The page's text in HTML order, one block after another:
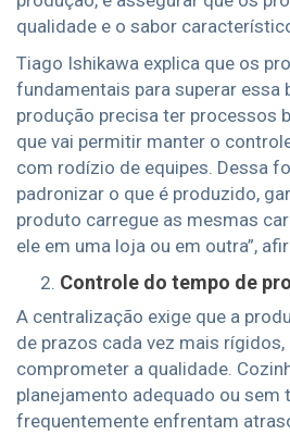
qualidade e o sabor
Tiago Ishikawa explica que os
fundamentais para superar essa
produção precisa ter processos
que vai permitir manter o
com rodízio de equipes. Dessa
padronizar o que é produzido,
produto carregue as mesmas
ele em uma loja ou em outra”,
Controle do tempo de
A centralização exige que a
de prazos cada vez mais rígidos,
comprometer a qualidade.
planejamento adequado ou sem
frequentemente enfrentam